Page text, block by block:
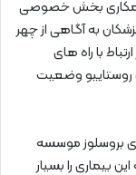
همکاری بخش خصوصی
به آگاهی از چهر
با راه های
روستاییو وضعیت
بروسلوز موسسه
بیماری را بسیار